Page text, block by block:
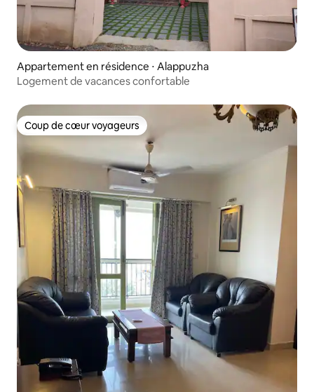
Appartement en résidence ⋅ Alappuzha
Logement de vacances confortable
Coup de cœur voyageurs
Coup de cœur voyageurs